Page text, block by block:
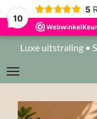
10
5
Luxe uitstraling •